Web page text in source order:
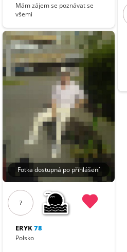
Mám zájem se poznávat se
všemi
Fotka dostupná po přihlášení
?
ERYK78
Polsko